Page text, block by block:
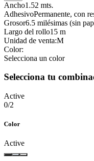
Ancho1.52 mts.
AdhesivoPermanente, con
Grosor6.5 milésimas (sin
Largo del rollo15 m
Unidad de venta:M
Color:
Selecciona un color
Selecciona tu
Active
0/2
Color
Active